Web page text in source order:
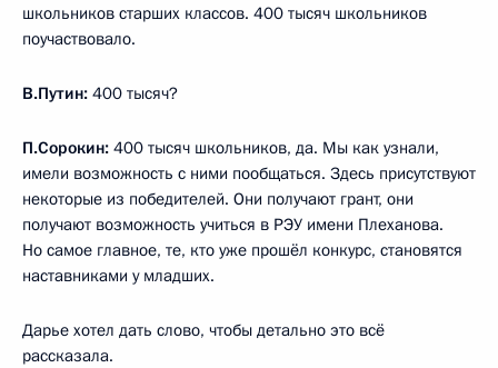
школьников старших классов. 400 тысяч школьников
поучаствовало.
В.Путин: 400 тысяч?
П.Сорокин: 400 тысяч школьников, да. Мы как узнали,
имели возможность с ними пообщаться. Здесь присутствуют
некоторые из победителей. Они получают грант, они
получают возможность учиться в РЭУ имени Плеханова.
Но самое главное, те, кто уже прошёл конкурс, становятся
наставниками у младших.
Дарье хотел дать слово, чтобы детально это всё
рассказала.